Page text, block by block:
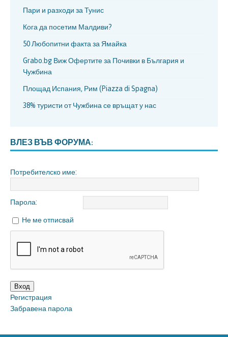
Пари и разходи за Тунис
Кога да посетим Малдиви?
50 Любопитни факта за Ямайка
Grabo.bg Виж Офертите за Почивки в България и
Чужбина
Площад Испания, Рим (Piazza di Spagna)
38% туристи от Чужбина се връщат у нас
ВЛЕЗ ВЪВ ФОРУМА:
Потребителско име:
Парола:
Не ме отписвай
Вход
Регистрация
Забравена парола